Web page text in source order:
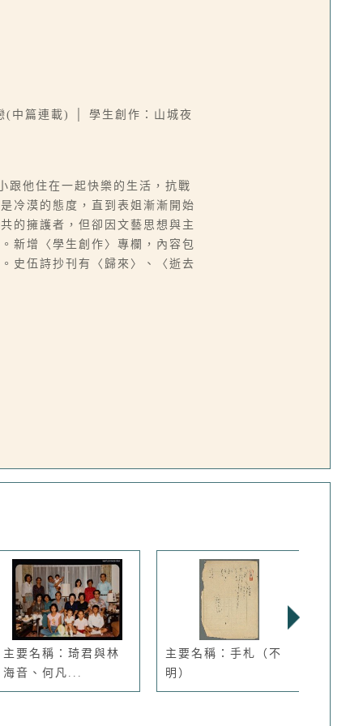
篇連載) │ 學生創作：山城夜
跟他住在一起快樂的生活，抗戰
冷漠的態度，直到表姐漸漸開始
的擁護者，但卻因文藝思想與主
新增〈學生創作〉專欄，內容包
史伍詩抄刊有〈歸來〉、〈逝去
主要名稱：琦君與林
海音、何凡...
主要名稱：手札（不
明）